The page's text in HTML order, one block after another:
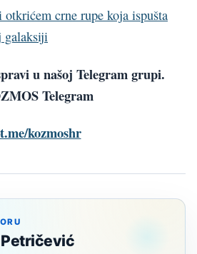
crne rupe koja ispušta
galaksiji
u našoj Telegram grupi.
Telegram
t.me/kozmoshr
Petričević